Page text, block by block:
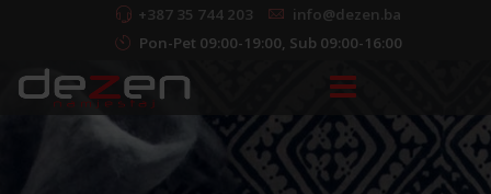
+387 35 744 203
info@dezen.ba
Pon-Pet 09:00-19:00, Sub 09:00-16:00